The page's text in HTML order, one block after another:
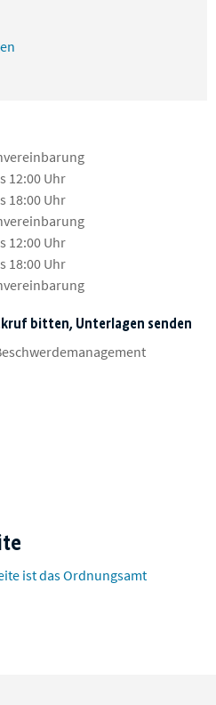
12:00 Uhr
18:00 Uhr
12:00 Uhr
18:00 Uhr
bitten, Unterlagen senden
ist das Ordnungsamt